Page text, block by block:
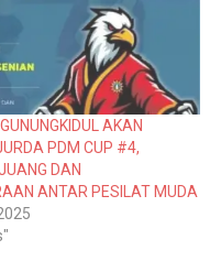
AKAN
PDM CUP #4,
DAN
ANTAR PESILAT MUDA